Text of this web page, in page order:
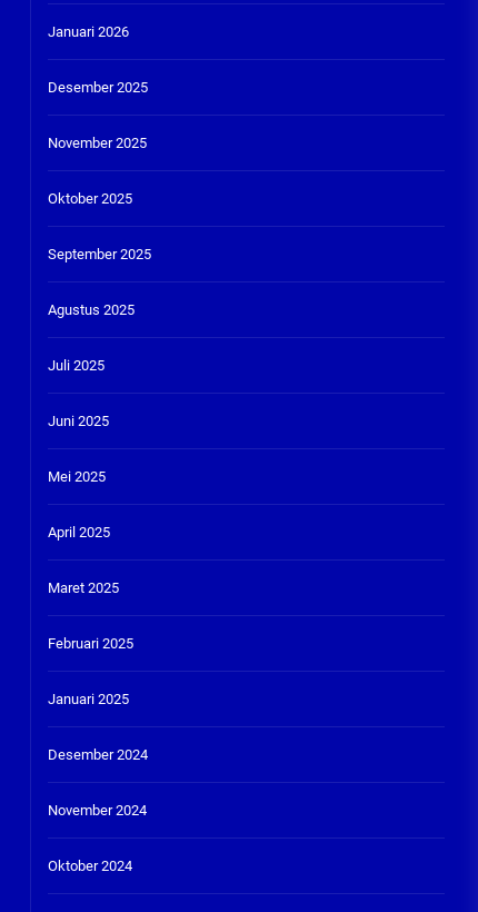
Januari 2026
Desember 2025
November 2025
Oktober 2025
September 2025
Agustus 2025
Juli 2025
Juni 2025
Mei 2025
April 2025
Maret 2025
Februari 2025
Januari 2025
Desember 2024
November 2024
Oktober 2024